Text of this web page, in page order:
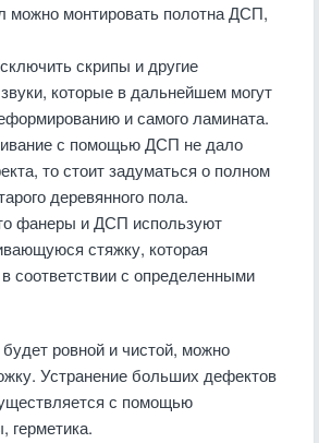
можно монтировать полотна ДСП,
скрипы и другие
которые в дальнейшем могут
и самого ламината.
с помощью ДСП не дало
то стоит задуматься о полном
деревянного пола.
фанеры и ДСП используют
стяжку, которая
соответствии с определенными
будет ровной и чистой, можно
Устранение больших дефектов
с помощью
герметика.